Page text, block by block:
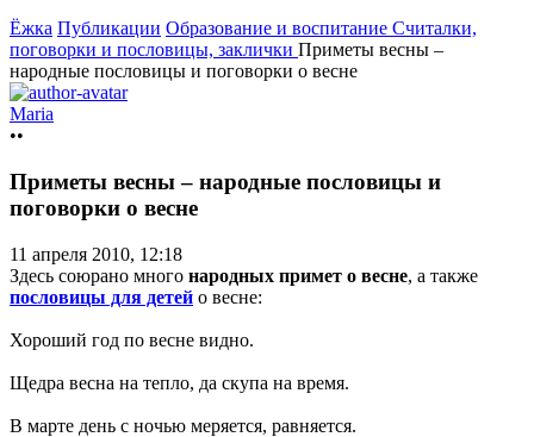
Ёжка Публикации Образование и воспитание Считалки,
поговорки и пословицы, заклички Приметы весны –
народные пословицы и поговорки о весне
Maria
••
Приметы весны – народные пословицы и
поговорки о весне
11 апреля 2010, 12:18
Здесь союрано много народных примет о весне, а также
пословицы для детей о весне:
Хороший год по весне видно.
Щедра весна на тепло, да скупа на время.
В марте день с ночью меряется, равняется.